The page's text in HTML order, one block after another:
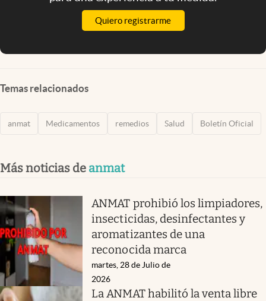
Quiero registrarme
Temas relacionados
anmat Medicamentos remedios Salud Boletín Oficial
Más noticias de anmat
ANMAT prohibió los limpiadores,
insecticidas, desinfectantes y
aromatizantes de una
reconocida marca
martes, 28 de Julio de
2026
La ANMAT habilitó la venta libre